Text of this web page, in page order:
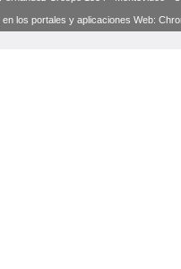
los portales y aplicaciones Web: